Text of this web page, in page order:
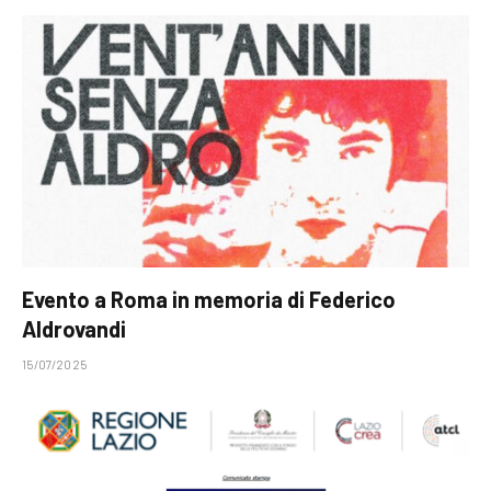
Evento a Roma in memoria di Federico
Aldrovandi
15/07/2025